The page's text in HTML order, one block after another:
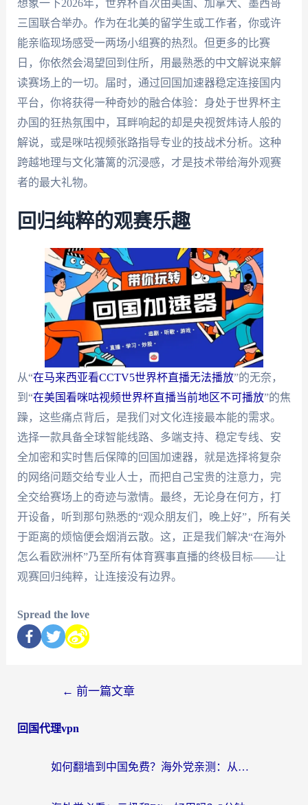
想象一下2026年，世界杯首次由美国、加拿大、墨西哥
三国联合举办。作为在北美的留学生或工作者，你或许
能亲临现场感受一两场小组赛的热烈。但更多的比赛
日，你依然会渴望回到住所，用最熟悉的中文解说来解
读赛场上的一切。届时，通过回国加速器稳定连接国内
平台，你将获得一种奇妙的融合体验：身处于世界杯主
办国的狂热氛围中，耳畔响起的却是央视贺炜诗人般的
解说，或是咪咕视频张路指导专业的技战术分析。这种
跨越地理与文化藩篱的沉浸感，才是技术带给海外观赛
者的最大礼物。
回归纯粹的观赛乐趣
从“在马来西亚看CCTV5世界杯直播无法播放”的无奈，
到“在美国看咪咕视频世界杯直播当前地区不可播放”的焦
躁，这些痛点背后，是我们对文化连接最本能的需求。
选择一款具备全球智能线路、多端支持、稳定专线、安
全加密和实时售后保障的回国加速器，就是选择将复杂
的网络问题交给专业人士，而把自己宝贵的注意力，完
全交给赛场上的奇迹与激情。最终，无论身在何方，打
开设备，听到那句熟悉的“观众朋友们，晚上好”，所有关
于距离的烦恼便会烟消云散。这，正是我们解决“在海外
怎么看欧洲杯”乃至所有体育赛事直播的终极目标——让
观赛回归纯粹，让连接没有边界。
Spread the love
← 前一篇文章
回国代理vpn
如何翻墙到中国免费？海外党亲测：从踩坑到选对加速器的全攻略